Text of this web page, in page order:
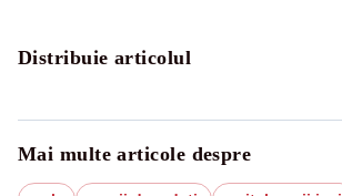
Distribuie articolul
Mai multe articole despre